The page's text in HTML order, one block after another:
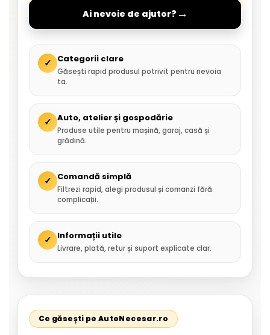
Ai nevoie de ajutor? →
✓ Categorii clare
Găsești rapid produsul potrivit pentru nevoia
ta.
✓ Auto, atelier și gospodărie
Produse utile pentru mașină, garaj, casă și
grădină.
✓ Comandă simplă
Filtrezi rapid, alegi produsul și comanzi fără
complicații.
✓ Informații utile
Livrare, plată, retur și suport explicate clar.
Ce găsești pe AutoNecesar.ro